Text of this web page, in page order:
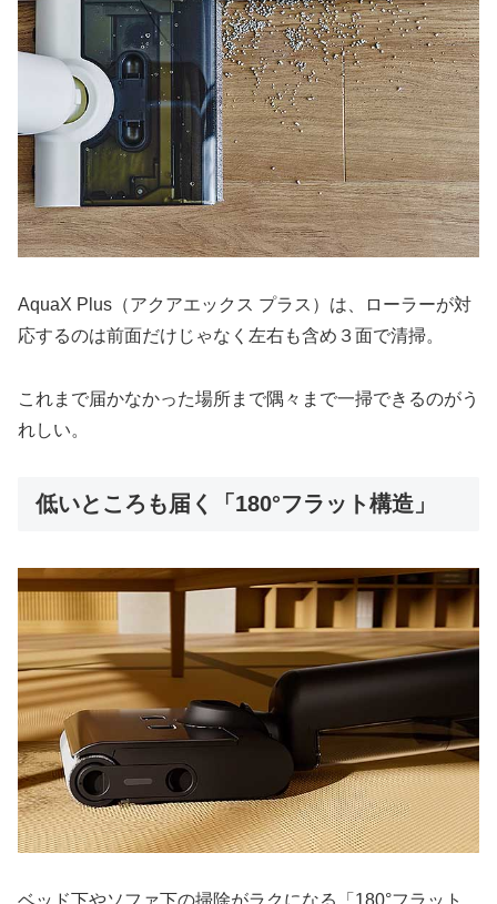
AquaX Plus（アクアエックス プラス）は、ローラーが対
応するのは前面だけじゃなく左右も含め３面で清掃。
これまで届かなかった場所まで隅々まで一掃できるのがう
れしい。
低いところも届く「180°フラット構造」
ベッド下やソファ下の掃除がラクになる「180°フラット